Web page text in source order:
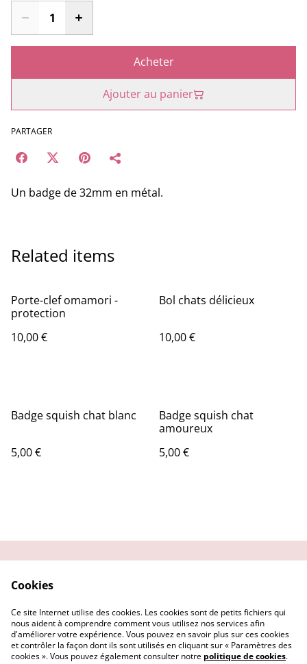
Acheter
Ajouter au panier
PARTAGER
Un badge de 32mm en métal.
Related items
Porte-clef omamori -
protection
10,00 €
Bol chats délicieux
10,00 €
Badge squish chat blanc
5,00 €
Badge squish chat
amoureux
5,00 €
Confidentialité
Demander un retour
Cookies
Cookies
Ce site Internet utilise des cookies. Les cookies sont de petits fichiers qui
nous aident à comprendre comment vous utilisez nos services afin
d'améliorer votre expérience. Vous pouvez en savoir plus sur ces cookies
et contrôler la façon dont ils sont utilisés en cliquant sur « Paramètres des
cookies ». Vous pouvez également consulter notre politique de cookies.